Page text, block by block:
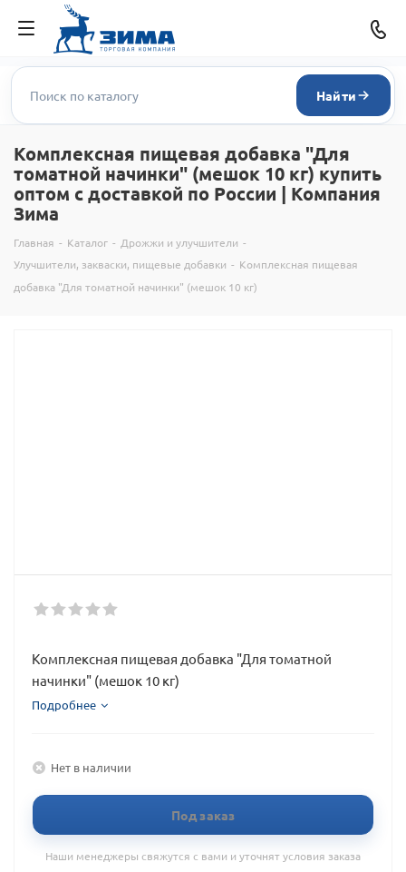
Найти
Комплексная пищевая добавка "Для
томатной начинки" (мешок 10 кг) купить
оптом с доставкой по России | Компания
Зима
Главная - Каталог - Дрожжи и улучшители -
Улучшители, закваски, пищевые добавки - Комплексная пищевая
добавка "Для томатной начинки" (мешок 10 кг)
Комплексная пищевая добавка "Для томатной
начинки" (мешок 10 кг)
Подробнее
Нет в наличии
Под заказ
Наши менеджеры свяжутся с вами и уточнят условия заказа